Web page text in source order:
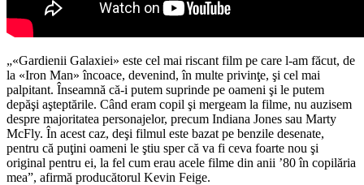
„«Gardienii Galaxiei» este cel mai riscant film pe care l-am făcut, de
la «Iron Man» încoace, devenind, în multe privinţe, şi cel mai
palpitant. Înseamnă că-i putem suprinde pe oameni şi le putem
depăşi aşteptările. Când eram copil şi mergeam la filme, nu auzisem
despre majoritatea personajelor, precum Indiana Jones sau Marty
McFly. În acest caz, deşi filmul este bazat pe benzile desenate,
pentru că puţini oameni le ştiu sper că va fi ceva foarte nou şi
original pentru ei, la fel cum erau acele filme din anii ’80 în copilăria
mea”, afirmă producătorul Kevin Feige.